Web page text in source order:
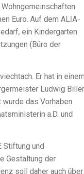
Euro. Auf dem ALIA-
ein Kindergarten
(Büro der
Er hat in
Ludwig
das Vorhaben
a.D. und
Stiftung und
Gestaltung der
soll daher auch über